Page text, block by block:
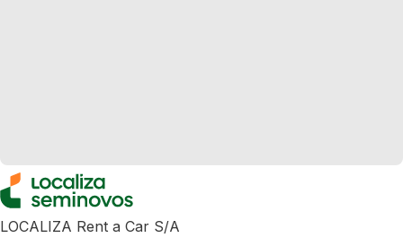
LOCALIZA Rent a Car S/A